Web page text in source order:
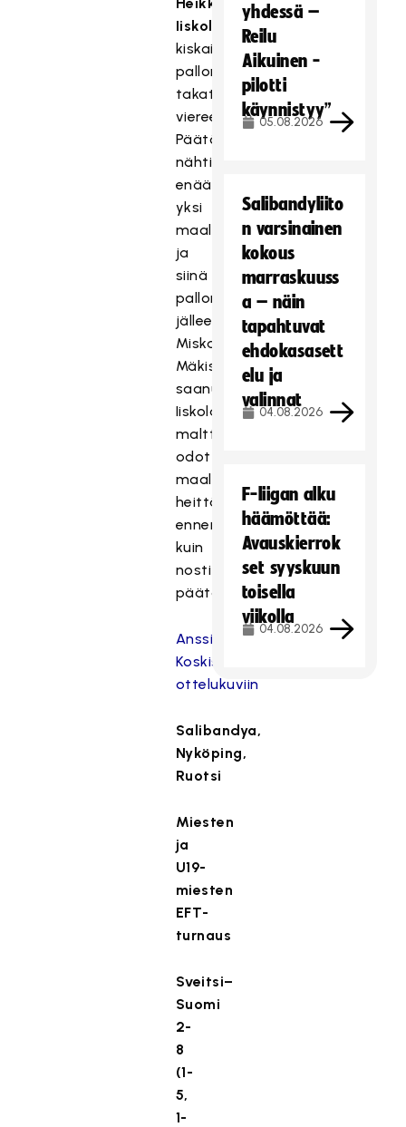
Iiskola
kiskaisi
pallon
takatolpan
viereen.
Päätösjaksolla
nähtiin
enää
yksi
maali,
ja
siinä
pallon
jälleen
Miska
Mäkiseltä
saanut
Iiskola
malttoi
odottaa
maalivahdin
heittäytymistä
ennen
kuin
nosti
päätösnumerot.
Anssi
Koskisen
ottelukuviin
Salibandya,
Nyköping,
Ruotsi
Miesten
ja
U19-
miesten
EFT-
turnaus
Sveitsi–
Suomi
2-
8
(1-
5,
1-
yhdessä –
Reilu
Aikuinen -
pilotti
käynnistyy”
05.08.2026
Salibandyliito
n varsinainen
kokous
marraskuuss
a – näin
tapahtuvat
ehdokasasett
elu ja
valinnat
04.08.2026
F-liigan alku
häämöttää:
Avauskierrok
set syyskuun
toisella
viikolla
04.08.2026